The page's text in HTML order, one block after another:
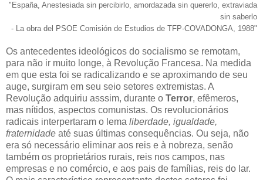
"España, Anestesiada sin percibirlo, amordazada sin quererlo, extraviada
sin saberlo
- La obra del PSOE Comisión de Estudios de TFP-COVADONGA, 1988"
Os antecedentes ideológicos do socialismo se remotam,
para não ir muito longe, à Revolução Francesa. Na medida
em que esta foi se radicalizando e se aproximando de seu
auge, surgiram em seu seio setores extremistas. A
Revolução adquiriu asssim, durante o Terror, efêmeros,
mas nítidos, aspectos comunistas. Os revolucionários
radicais interpertaram o lema liberdade, igualdade,
fraternidade até suas últimas consequências. Ou seja, não
era só necessário eliminar aos reis e à nobreza, senão
também os proprietários rurais, reis nos campos, nas
empresas e no comércio, e aos pais de famílias, reis do lar.